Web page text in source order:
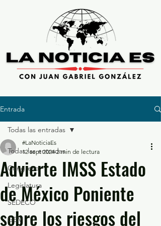
Entrada
Todas las entradas
Congreso
Legislatura
SEDECO
GEM
Todas las entradas
Advierte IMSS Estado
de México Poniente
sobre los riesgos del
#LaNoticiaEs
12 sept 2024 2 min de lectura